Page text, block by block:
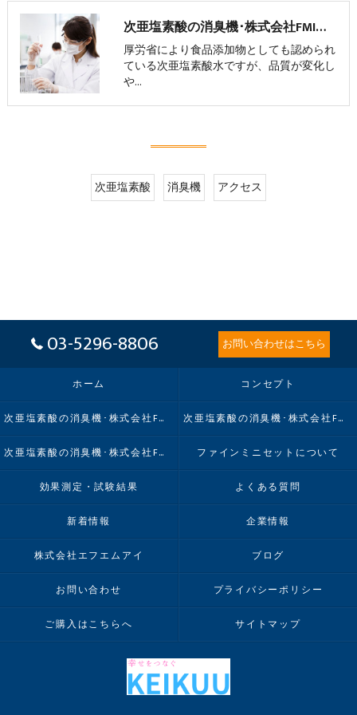
次亜塩素酸の消臭機･株式会社FMIのお客様の声
厚労省により食品添加物としても認められ
ている次亜塩素酸水ですが、品質が変化し
や…
次亜塩素酸 消臭機 アクセス
03-5296-8806 お問い合わせはこちら
ホーム コンセプト
次亜塩素酸の消臭機･株式会社FMIの口コミ情報 次亜塩素酸の消臭機･株式会社FMIの評判
次亜塩素酸の消臭機･株式会社FMIのお客様の声 ファインミニセットについて
効果測定・試験結果 よくある質問
新着情報 企業情報
株式会社エフエムアイ ブログ
お問い合わせ プライバシーポリシー
ご購入はこちらへ サイトマップ